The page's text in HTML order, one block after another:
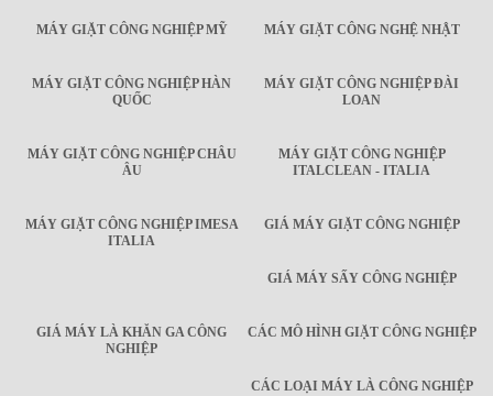
MÁY GIẶT CÔNG NGHIỆP MỸ MÁY GIẶT CÔNG NGHỆ NHẬT
MÁY GIẶT CÔNG NGHIỆP HÀN
QUỐC
MÁY GIẶT CÔNG NGHIỆP ĐÀI
LOAN
MÁY GIẶT CÔNG NGHIỆP CHÂU
ÂU
MÁY GIẶT CÔNG NGHIỆP
ITALCLEAN - ITALIA
MÁY GIẶT CÔNG NGHIỆP IMESA
ITALIA
GIÁ MÁY GIẶT CÔNG NGHIỆP
GIÁ MÁY SẤY CÔNG NGHIỆP
GIÁ MÁY LÀ KHĂN GA CÔNG
NGHIỆP
CÁC MÔ HÌNH GIẶT CÔNG NGHIỆP
CÁC LOẠI MÁY LÀ CÔNG NGHIỆP